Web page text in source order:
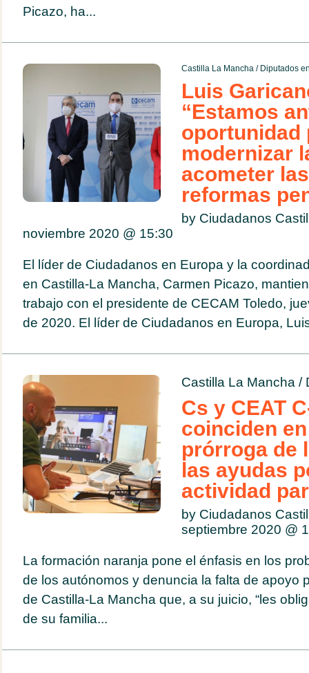
Picazo, ha...
Castilla La Mancha/ Diputados
Luis
“Estamos
oportunidad
modernizar
acometer
reformas
by Ciudadanos
noviembre 2020 @ 15:30
El líder de Ciudadanos en Europa y la
en Castilla-La Mancha, Carmen Picazo,
trabajo con el presidente de CECAM Toledo,
de 2020. El líder de Ciudadanos en Europa,
Castilla La Mancha /
Cs y CEAT
coinciden
prórroga de
las ayudas
actividad
by Ciudadanos
septiembre 2020 @
La formación naranja pone el énfasis en los
de los autónomos y denuncia la falta de apoyo
de Castilla-La Mancha que, a su juicio, “les
de su familia...